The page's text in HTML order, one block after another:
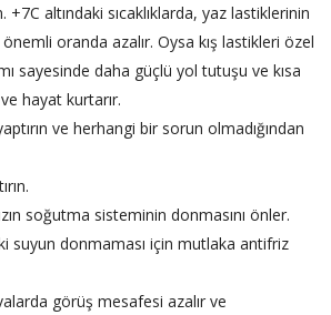
+7C altındaki sıcaklıklarda, yaz lastiklerinin
oranda azalır. Oysa kış lastikleri özel
sayesinde daha güçlü yol tutuşu ve kısa
hayat kurtarır.
yaptırın ve herhangi bir sorun olmadığından
soğutma sisteminin donmasını önler.
suyun donmaması için mutlaka antifriz
görüş mesafesi azalır ve